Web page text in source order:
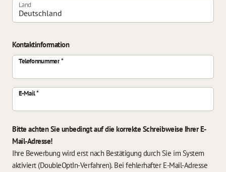
Land
Kontaktinformation
Telefonnummer
E-Mail
Bitte achten Sie unbedingt auf die korrekte Schreibweise Ihrer E-
Mail-Adresse!
Ihre Bewerbung wird erst nach Bestätigung durch Sie im System
aktiviert (DoubleOptIn-Verfahren). Bei fehlerhafter E-Mail-Adresse